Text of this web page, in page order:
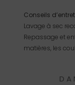
Conseils
Lavage à sec
Repassage et
matières, les